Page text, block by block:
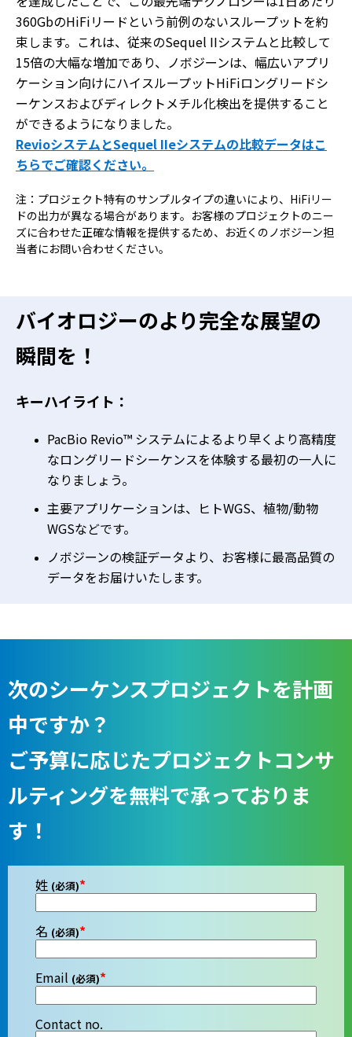
360GbのHiFiリードという前例のないスループットを約
束します。これは、従来のSequel IIシステムと比較して
15倍の大幅な増加であり、ノボジーンは、幅広いアプリ
ケーション向けにハイスループットHiFiロングリードシ
ーケンスおよびディレクトメチル化検出を提供すること
ができるようになりました。
RevioシステムとSequel IIeシステムの比較データはこ
ちらでご確認ください。
注：プロジェクト特有のサンプルタイプの違いにより、HiFiリー
ドの出力が異なる場合があります。お客様のプロジェクトのニー
ズに合わせた正確な情報を提供するため、お近くのノボジーン担
当者にお問い合わせください。
バイオロジーのより完全な展望の
瞬間を！
キーハイライト：
PacBio Revio™ システムによるより早くより高精度
なロングリードシーケンスを体験する最初の一人に
なりましょう。
主要アプリケーションは、ヒトWGS、植物/動物
WGSなどです。
ノボジーンの検証データより、お客様に最高品質の
データをお届けいたします。
次のシーケンスプロジェクトを計画
中ですか？
ご予算に応じたプロジェクトコンサ
ルティングを無料で承っておりま
す！
姓 (必須)*
名 (必須)*
Email (必須)*
Contact no.